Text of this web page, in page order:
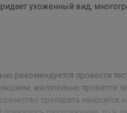
ухоженный вид,
рекомендуется провести
желательно провести
препарата наносится